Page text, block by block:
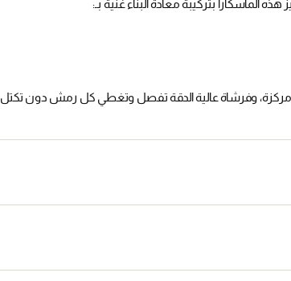
الماسكارا بتركيبة معادة البناء غنية بـ:
مركزة، وفرشاة عالية الدقة تفصل وتغطي كل رمش دون تكتل.